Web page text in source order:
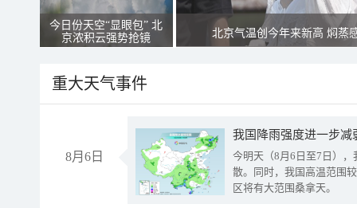
今日份天空“显眼包” 北
京浓积云强势抢镜
北京气温创今年来新高 焖蒸
重大天气事件
8月6日
今明天（8月6日至7日）
散。同时，我国高温范围
区将有大范围桑拿天。